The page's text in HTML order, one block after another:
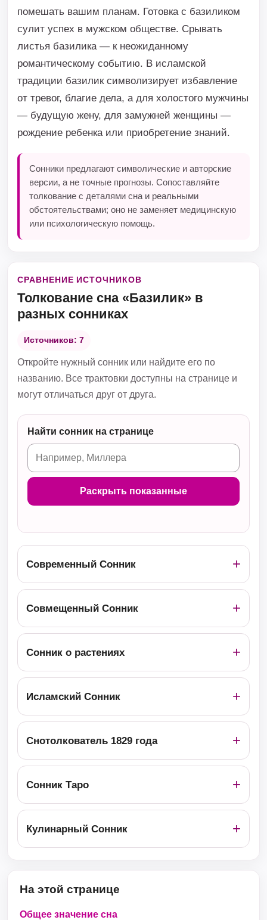
помешать вашим планам. Готовка с базиликом
сулит успех в мужском обществе. Срывать
листья базилика — к неожиданному
романтическому событию. В исламской
традиции базилик символизирует избавление
от тревог, благие дела, а для холостого мужчины
— будущую жену, для замужней женщины —
рождение ребенка или приобретение знаний.
Сонники предлагают символические и авторские
версии, а не точные прогнозы. Сопоставляйте
толкование с деталями сна и реальными
обстоятельствами; оно не заменяет медицинскую
или психологическую помощь.
СРАВНЕНИЕ ИСТОЧНИКОВ
Толкование сна «Базилик» в
разных сонниках
Источников: 7
Откройте нужный сонник или найдите его по
названию. Все трактовки доступны на странице и
могут отличаться друг от друга.
Найти сонник на странице
Раскрыть показанные
Современный Сонник
Совмещенный Сонник
Сонник о растениях
Исламский Сонник
Снотолкователь 1829 года
Сонник Таро
Кулинарный Сонник
На этой странице
Общее значение сна